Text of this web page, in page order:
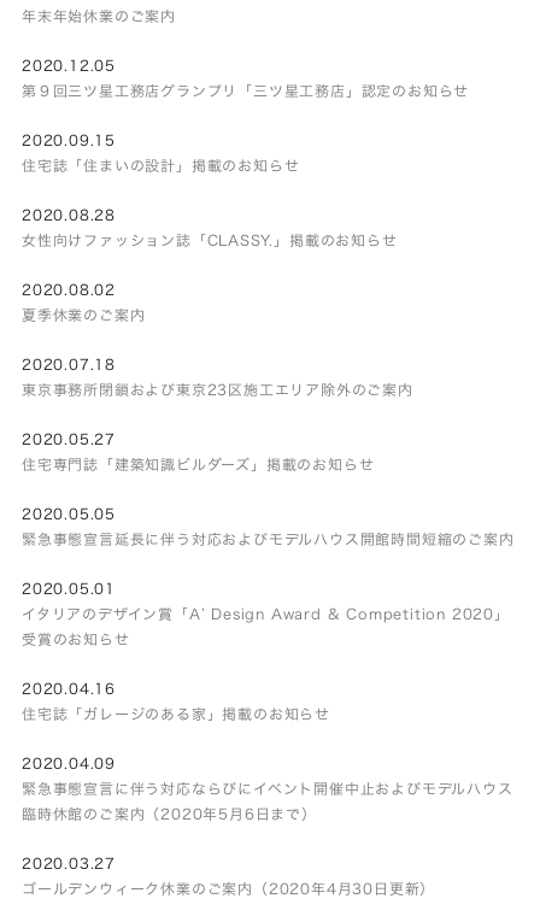
年末年始休業のご案内
2020.12.05
第９回三ツ星工務店グランプリ「三ツ星工務店」認定のお知らせ
2020.09.15
住宅誌「住まいの設計」掲載のお知らせ
2020.08.28
女性向けファッション誌「CLASSY.」掲載のお知らせ
2020.08.02
夏季休業のご案内
2020.07.18
東京事務所閉鎖および東京23区施工エリア除外のご案内
2020.05.27
住宅専門誌「建築知識ビルダーズ」掲載のお知らせ
2020.05.05
緊急事態宣言延長に伴う対応およびモデルハウス開館時間短縮のご案内
2020.05.01
イタリアのデザイン賞「A’ Design Award & Competition 2020」
受賞のお知らせ
2020.04.16
住宅誌「ガレージのある家」掲載のお知らせ
2020.04.09
緊急事態宣言に伴う対応ならびにイベント開催中止およびモデルハウス
臨時休館のご案内（2020年5月6日まで）
2020.03.27
ゴールデンウィーク休業のご案内（2020年4月30日更新）